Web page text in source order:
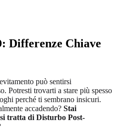
Differenze Chiave
può sentirsi
Potresti trovarti a stare più spesso
perché ti sembrano insicuri.
accadendo? Stai
tratta di Disturbo Post-